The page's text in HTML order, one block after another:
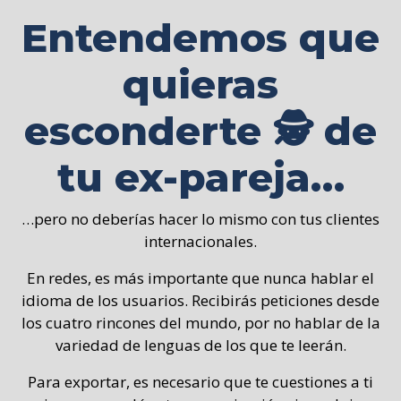
Entendemos que
quieras
esconderte 🕵 de
tu ex-pareja…
…pero no deberías hacer lo mismo con tus clientes
internacionales.
En redes, es más importante que nunca hablar el
idioma de los usuarios. Recibirás peticiones desde
los cuatro rincones del mundo, por no hablar de la
variedad de lenguas de los que te leerán.
Para exportar, es necesario que te cuestiones a ti